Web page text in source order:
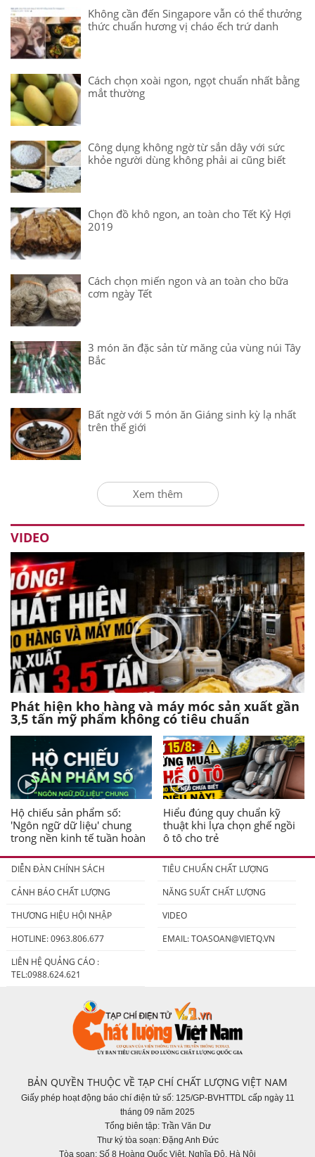
Không cần đến Singapore vẫn có thể thưởng
thức chuẩn hương vị cháo ếch trứ danh
Cách chọn xoài ngon, ngọt chuẩn nhất bằng
mắt thường
Công dụng không ngờ từ sắn dây với sức
khỏe người dùng không phải ai cũng biết
Chọn đồ khô ngon, an toàn cho Tết Kỷ Hợi
2019
Cách chọn miến ngon và an toàn cho bữa
cơm ngày Tết
3 món ăn đặc sản từ măng của vùng núi Tây
Bắc
Bất ngờ với 5 món ăn Giáng sinh kỳ lạ nhất
trên thế giới
Xem thêm
VIDEO
Phát hiện kho hàng và máy móc sản xuất gần
3,5 tấn mỹ phẩm không có tiêu chuẩn
Hộ chiếu sản phẩm số:
'Ngôn ngữ dữ liệu' chung
trong nền kinh tế tuần hoàn
Hiểu đúng quy chuẩn kỹ
thuật khi lựa chọn ghế ngồi
ô tô cho trẻ
DIỄN ĐÀN CHÍNH SÁCH
TIÊU CHUẨN CHẤT LƯỢNG
CẢNH BÁO CHẤT LƯỢNG
NĂNG SUẤT CHẤT LƯỢNG
THƯƠNG HIỆU HỘI NHẬP
VIDEO
HOTLINE: 0963.806.677
EMAIL:TOASOAN@VIETQ.VN
LIÊN HỆ QUẢNG CÁO :
TEL:0988.624.621
BẢN QUYỀN THUỘC VỀ TẠP CHÍ CHẤT LƯỢNG VIỆT NAM
Giấy phép hoạt động báo chí điện tử số: 125/GP-BVHTTDL cấp ngày 11
tháng 09 năm 2025
Tổng biên tập: Trần Văn Dư
Thư ký tòa soạn: Đặng Anh Đức
Tòa soạn: Số 8 Hoàng Quốc Việt, Nghĩa Đô, Hà Nội